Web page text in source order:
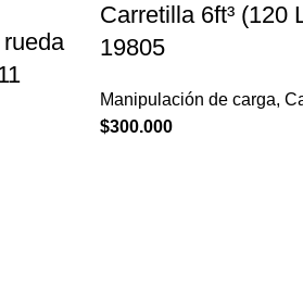
Carretilla 6ft³ (120
19805
Manipulación de carga,
$300.000